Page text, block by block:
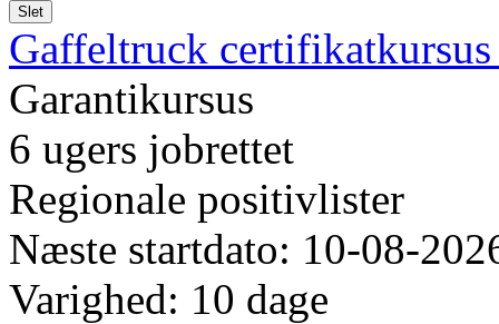
Slet
Gaffeltruck certifikatkursus
Garantikursus
6 ugers jobrettet
Regionale positivlister
Næste startdato: 10-08-
Varighed: 10 dage